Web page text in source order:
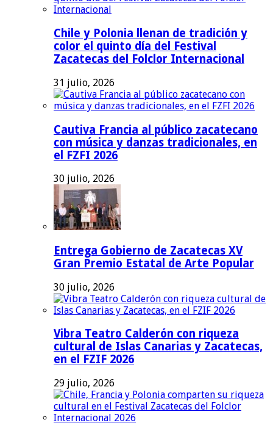
Chile y Polonia llenan de tradición y
color el quinto día del Festival
Zacatecas del Folclor Internacional
31 julio, 2026
Cautiva Francia al público zacatecano
con música y danzas tradicionales, en
el FZFI 2026
30 julio, 2026
Entrega Gobierno de Zacatecas XV
Gran Premio Estatal de Arte Popular
30 julio, 2026
Vibra Teatro Calderón con riqueza
cultural de Islas Canarias y Zacatecas,
en el FZIF 2026
29 julio, 2026